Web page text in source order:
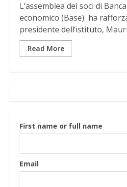
L’assemblea dei soci di
economico (Base) ha
presidente dell’istituto,
Read More
First name or full name
Email